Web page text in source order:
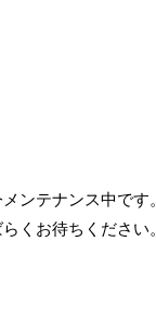
ンテナンス中です。
らくお待ちください。